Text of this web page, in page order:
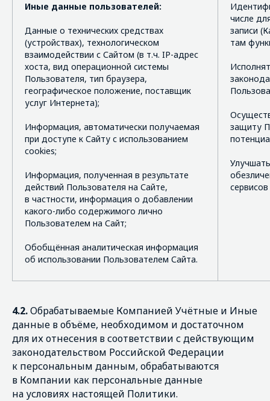
Иные данные пользователей:
Данные о технических средствах
(устройствах), технологическом
взаимодействии с Сайтом (в т.ч. IP-адрес
хоста, вид операционной системы
Пользователя, тип браузера,
географическое положение, поставщик
услуг Интернета);
Информация, автоматически получаемая
при доступе к Сайту с использованием
cookies;
Информация, полученная в результате
действий Пользователя на Сайте,
в частности, информация о добавлении
какого-либо содержимого лично
Пользователем на Сайт;
Обобщённая аналитическая информация
об использовании Пользователем Сайта.
числе
записи
там
защиту
4.2.Обрабатываемые Компанией Учётные и Иные
данные в объёме, необходимом и достаточном
для их отнесения в соответствии с действующим
законодательством Российской Федерации
к персональным данным, обрабатываются
в Компании как персональные данные
на условиях настоящей Политики.